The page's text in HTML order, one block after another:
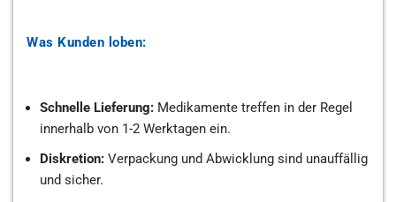
Was Kunden loben:
Schnelle Lieferung: Medikamente treffen in der Regel
innerhalb von 1-2 Werktagen ein.
Diskretion: Verpackung und Abwicklung sind unauffällig
und sicher.